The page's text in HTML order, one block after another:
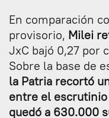
En comparación
provisorio, Milei
JxC bajó 0,27 por
Sobre la base de
la Patria recortó
entre el
quedó a 630.000